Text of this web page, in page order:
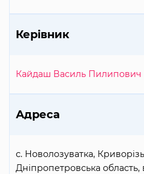
Керівник
Кайдаш Василь Пилипович
Адреса
с. Новолозуватка,
Дніпропетровська